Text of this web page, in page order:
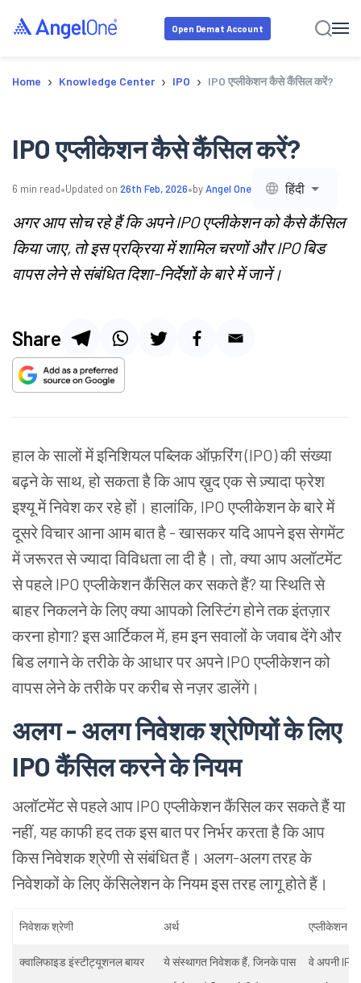
Open Demat Account
Home › Knowledge Center › IPO › IPO एप्लीकेशन कैसे कैंसिल करें?
IPO एप्लीकेशन कैसे कैंसिल करें?
6 min read•Updated on 26th Feb, 2026•byAngel One हिंदी
अगर आप सोच रहे हैं कि अपने IPO एप्लीकेशन को कैसे कैंसिल
किया जाए, तो इस प्रक्रिया में शामिल चरणों और IPO बिड
वापस लेने से संबंधित दिशा-निर्देशों के बारे में जानें।
Share
हाल के सालों में इनिशियल पब्लिक ऑफ़रिंग (IPO) की संख्या
बढ़ने के साथ, हो सकता है कि आप ख़ुद एक से ज़्यादा फ्रेश
इश्यू में निवेश कर रहे हों। हालांकि, IPO एप्लीकेशन के बारे में
दूसरे विचार आना आम बात है - खासकर यदि आपने इस सेगमेंट
में जरूरत से ज्यादा विविधता ला दी है। तो, क्या आप अलॉटमेंट
से पहले IPO एप्लीकेशन कैंसिल कर सकते हैं? या स्थिति से
बाहर निकलने के लिए क्या आपको लिस्टिंग होने तक इंतज़ार
करना होगा? इस आर्टिकल में, हम इन सवालों के जवाब देंगे और
बिड लगाने के तरीके के आधार पर अपने IPO एप्लीकेशन को
वापस लेने के तरीके पर करीब से नज़र डालेंगे।
अलग - अलग निवेशक श्रेणियों के लिए
IPO कैंसिल करने के नियम
अलॉटमेंट से पहले आप IPO एप्लीकेशन कैंसिल कर सकते हैं या
नहीं, यह काफी हद तक इस बात पर निर्भर करता है कि आप
किस निवेशक श्रेणी से संबंधित हैं। अलग-अलग तरह के
निवेशकों के लिए केंसिलेशन के नियम इस तरह लागू होते हैं।
निवेशक श्रेणी अर्थ एप्लीकेशन
क्वालिफाइड इंस्टीट्यूशनल बायर
ये संस्थागत निवेशक हैं, जिनके पास
वे अपनी